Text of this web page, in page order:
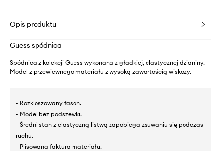
Opis produktu
Guess spódnica
Spódnica z kolekcji Guess wykonana z gładkiej, elastycznej dzianiny.
Model z przewiewnego materiału z wysoką zawartością wiskozy.
- Rozkloszowany fason.
- Model bez podszewki.
- Średni stan z elastyczną listwą zapobiega zsuwaniu się podczas
ruchu.
- Plisowana faktura materiału.